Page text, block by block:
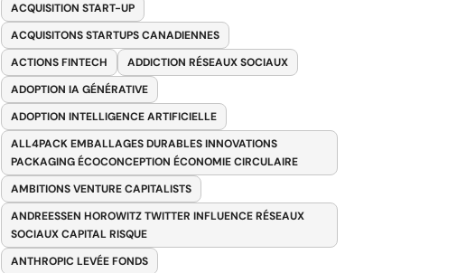
ACQUISITION START-UP
ACQUISITONS STARTUPS CANADIENNES
ACTIONS FINTECH
ADDICTION RÉSEAUX SOCIAUX
ADOPTION IA GÉNÉRATIVE
ADOPTION INTELLIGENCE ARTIFICIELLE
ALL4PACK EMBALLAGES DURABLES INNOVATIONS
PACKAGING ÉCOCONCEPTION ÉCONOMIE CIRCULAIRE
AMBITIONS VENTURE CAPITALISTS
ANDREESSEN HOROWITZ TWITTER INFLUENCE RÉSEAUX
SOCIAUX CAPITAL RISQUE
ANTHROPIC LEVÉE FONDS